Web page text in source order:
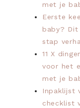
met je
Eerste
baby?
stap
11 X
voor het
met je
Inpaklijst
checklist